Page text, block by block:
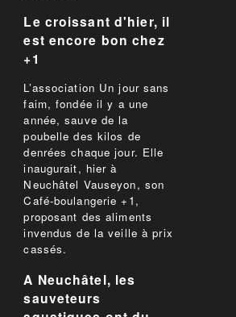
Le croissant d'hier, il
est encore bon chez
+1
L’association Un jour sans
faim, fondée il y a une
année, sauve de la
poubelle des kilos de
denrées chaque jour. Elle
inaugurait, hier à
Neuchâtel Vauseyon, son
Café-boulangerie +1,
proposant des aliments
invendus de la veille à prix
cassés.
A Neuchâtel, les
sauveteurs